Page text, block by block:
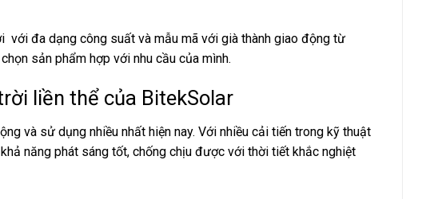
đa dạng công suất và mẫu mã với già thành giao động từ
sản phẩm hợp với nhu cầu của mình.
liền thể của BitekSolar
và sử dụng nhiều nhất hiện nay. Với nhiều cải tiến trong kỹ thuật
năng phát sáng tốt, chống chịu được với thời tiết khắc nghiệt